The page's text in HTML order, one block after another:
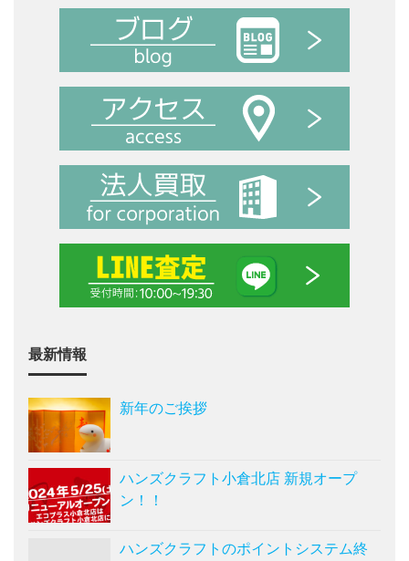
最新情報
新年のご挨拶
ハンズクラフト小倉北店 新規オープ
ン！！
ハンズクラフトのポイントシステム終